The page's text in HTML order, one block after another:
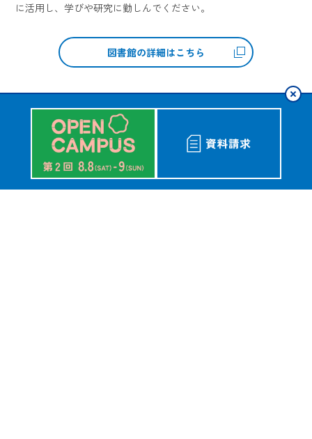
に活用し、学びや研究に勤しんでください。
図書館の詳細はこちら